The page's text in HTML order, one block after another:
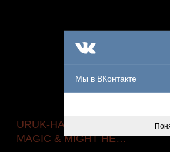
URUK-HAI – ...AND ALL THE
MAGIC & MIGHT HE
Мы в ВКонтакте